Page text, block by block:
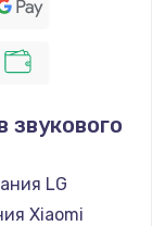
блока
звукового
LG
Xiaomi